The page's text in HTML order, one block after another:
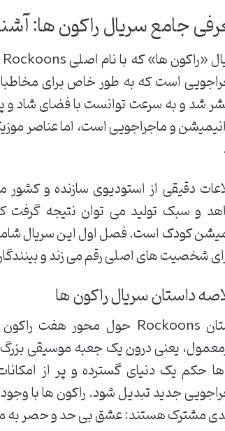
جامع سریال راکون ها:
«راکون ها» که با نام اصلیRockoons
شد و به سرعت توانست با فضای شاد و
و ماجراجویی است، اما عناصر
دقیقی از استودیوی سازنده و
و سبک تولید می توان نتیجه گرفت
شخصیت های اصلی رقم می زند و
داستان سریال راکون ها
Rockoons حول محور هفت
یعنی درون یک جعبه موسیقی
حکم یک دنیای گسترده و پر از
جدید تبدیل شود. راکون ها با
مشترک هستند: عشق بی حد و حصر به